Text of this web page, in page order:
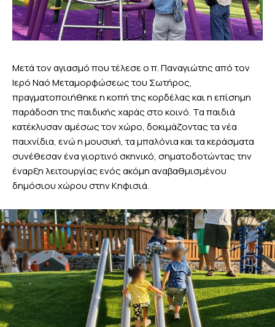
Μετά τον αγιασμό που τέλεσε ο π. Παναγιώτης από τον
Ιερό Ναό Μεταμορφώσεως του Σωτήρος,
πραγματοποιήθηκε η κοπή της κορδέλας και η επίσημη
παράδοση της παιδικής χαράς στο κοινό. Τα παιδιά
κατέκλυσαν αμέσως τον χώρο, δοκιμάζοντας τα νέα
παιχνίδια, ενώ η μουσική, τα μπαλόνια και τα κεράσματα
συνέθεσαν ένα γιορτινό σκηνικό, σηματοδοτώντας την
έναρξη λειτουργίας ενός ακόμη αναβαθμισμένου
δημόσιου χώρου στην Κηφισιά.